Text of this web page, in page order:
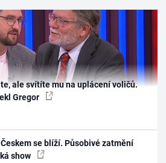
ale svítíte mu na uplácení voličů.
Gregor
se blíží. Působivé zatmění
show